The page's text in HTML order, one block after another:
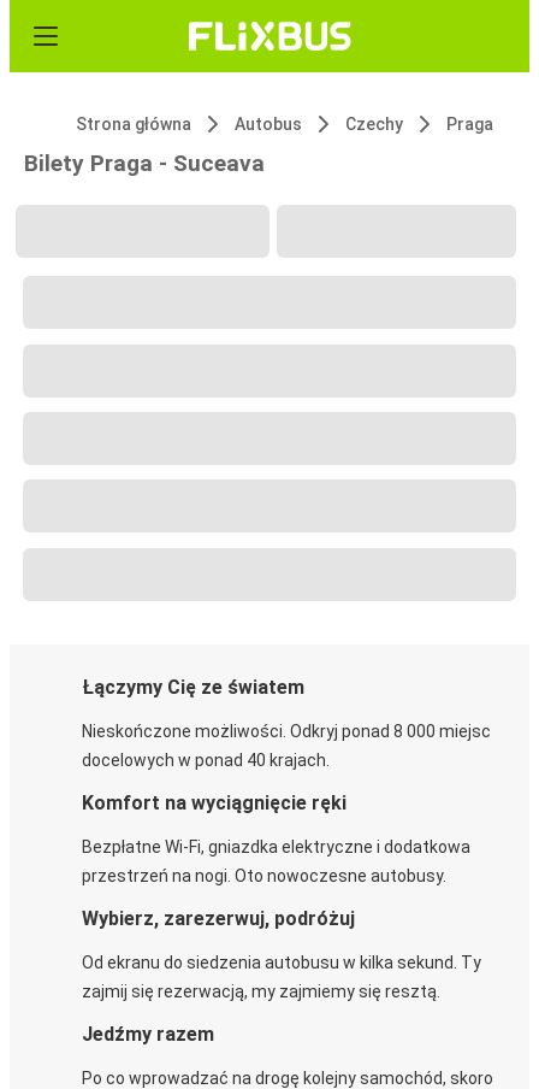
Strona główna Autobus Czechy Praga
Bilety Praga - Suceava
Łączymy Cię ze światem
Nieskończone możliwości. Odkryj ponad 8 000 miejsc
docelowych w ponad 40 krajach.
Komfort na wyciągnięcie ręki
Bezpłatne Wi-Fi, gniazdka elektryczne i dodatkowa
przestrzeń na nogi. Oto nowoczesne autobusy.
Wybierz, zarezerwuj, podróżuj
Od ekranu do siedzenia autobusu w kilka sekund. Ty
zajmij się rezerwacją, my zajmiemy się resztą.
Jedźmy razem
Po co wprowadzać na drogę kolejny samochód, skoro